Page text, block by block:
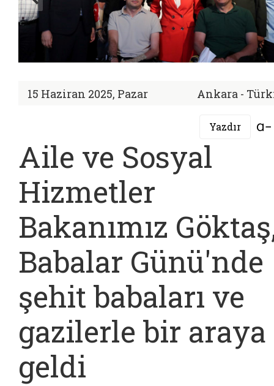
15 Haziran 2025, Pazar Ankara -
Yazdır
Aile ve Sosyal
Hizmetler
Bakanımız
Babalar Günü'nde
şehit babaları ve
gazilerle bir araya
geldi